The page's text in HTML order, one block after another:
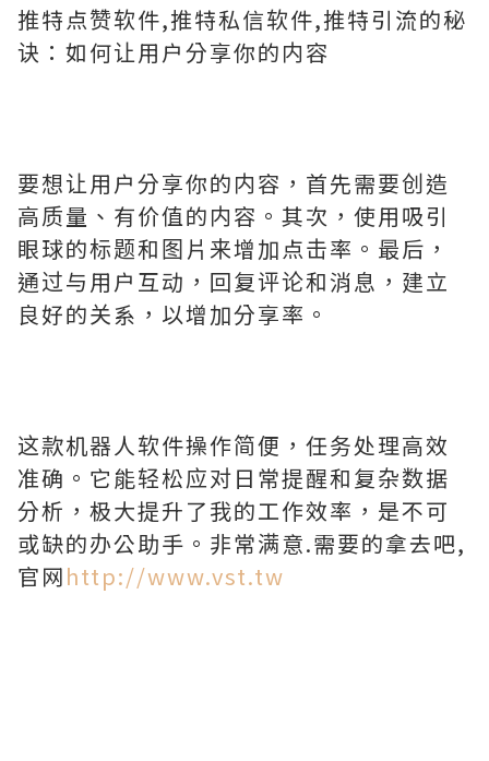
推特点赞软件,推特私信软件,推特引流的秘
诀：如何让用户分享你的内容
要想让用户分享你的内容，首先需要创造
高质量、有价值的内容。其次，使用吸引
眼球的标题和图片来增加点击率。最后，
通过与用户互动，回复评论和消息，建立
良好的关系，以增加分享率。
这款机器人软件操作简便，任务处理高效
准确。它能轻松应对日常提醒和复杂数据
分析，极大提升了我的工作效率，是不可
或缺的办公助手。非常满意.需要的拿去吧,
官网http://www.vst.tw